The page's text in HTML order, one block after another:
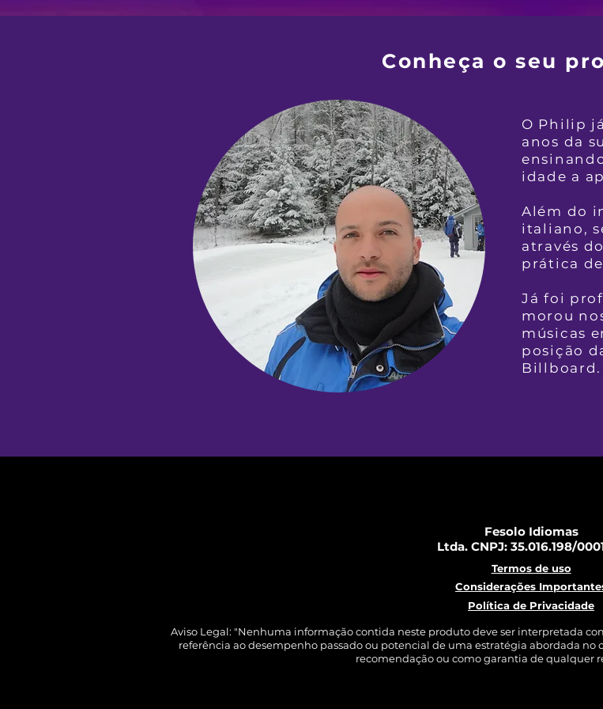
Conheça o seu
O Philip
anos da
idade a
Além do
italiano,
através
prática
Já foi
morou
músicas
posição
Billboard.
Fesolo Idiomas
Ltda. CNPJ: 35.016.198/
Termos de uso
Considerações
Política de Privacidade
Aviso Legal: "Nenhuma informação contida neste produto deve ser interpretada
referência ao desempenho passado ou potencial de uma estratégia abordada
recomendação ou como garantia de qualquer